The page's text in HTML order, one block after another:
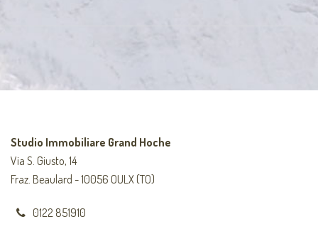
Studio Immobiliare Grand Hoche
Via S. Giusto, 14
Fraz. Beaulard - 10056 OULX (TO)
0122 851910